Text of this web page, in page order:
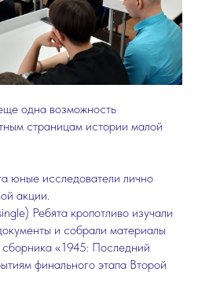
одна возможность
страницам истории малой
юные исследователи лично
акции.
Ребята кропотливо изучали
и собрали материалы
«1945: Последний
финального этапа Второй